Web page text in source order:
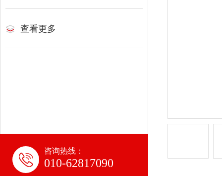
查看更多
咨询热线：
010-62817090